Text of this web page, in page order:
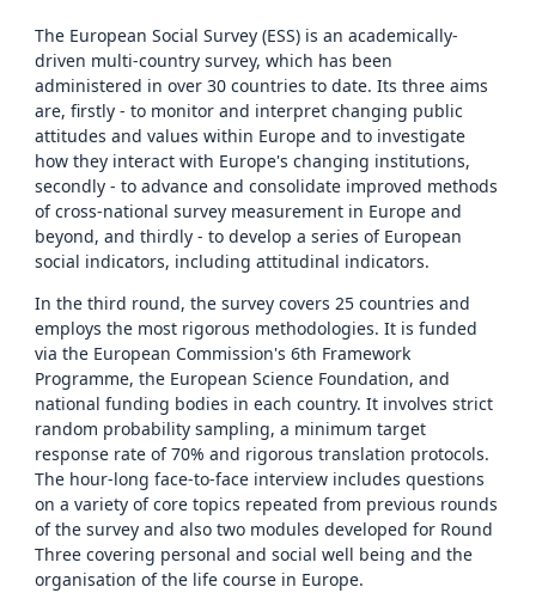
The European Social Survey (ESS) is an academically-
driven multi-country survey, which has been
administered in over 30 countries to date. Its three aims
are, firstly - to monitor and interpret changing public
attitudes and values within Europe and to investigate
how they interact with Europe's changing institutions,
secondly - to advance and consolidate improved methods
of cross-national survey measurement in Europe and
beyond, and thirdly - to develop a series of European
social indicators, including attitudinal indicators.
In the third round, the survey covers 25 countries and
employs the most rigorous methodologies. It is funded
via the European Commission's 6th Framework
Programme, the European Science Foundation, and
national funding bodies in each country. It involves strict
random probability sampling, a minimum target
response rate of 70% and rigorous translation protocols.
The hour-long face-to-face interview includes questions
on a variety of core topics repeated from previous rounds
of the survey and also two modules developed for Round
Three covering personal and social well being and the
organisation of the life course in Europe.